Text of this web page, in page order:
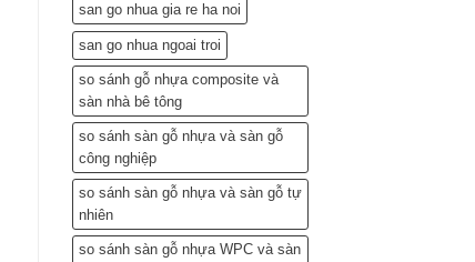
san go nhua gia re ha noi
san go nhua ngoai troi
so sánh gỗ nhựa composite và
sàn nhà bê tông
so sánh sàn gỗ nhựa và sàn gỗ
công nghiệp
so sánh sàn gỗ nhựa và sàn gỗ tự
nhiên
so sánh sàn gỗ nhựa WPC và sàn